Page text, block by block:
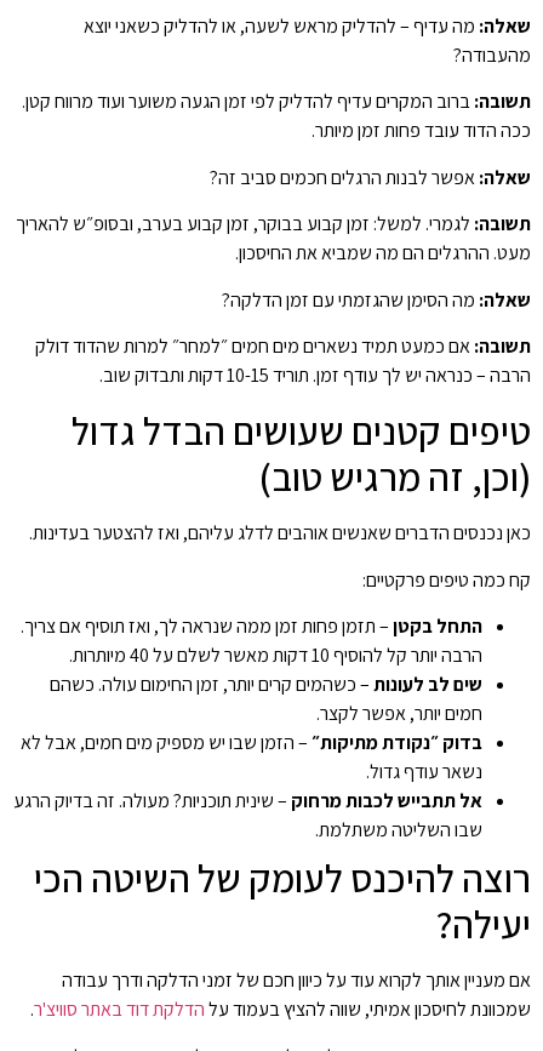
שאלה: מה עדיף – להדליק מראש לשעה, או להדליק כשאני יוצא
מהעבודה?
תשובה:ברוב המקרים עדיף להדליק לפי זמן הגעה משוער ועוד מרווח קטן.
ככה הדוד עובד פחות זמן מיותר.
שאלה:אפשר לבנות הרגלים חכמים סביב זה?
תשובה: לגמרי. למשל: זמן קבוע בבוקר, זמן קבוע בערב, ובסופ״ש להאריך
מעט. ההרגלים הם מה שמביא את החיסכון.
שאלה: מה הסימן שהגזמתי עם זמן הדלקה?
תשובה:אם כמעט תמיד נשארים מים חמים ״למחר״ למרות שהדוד דולק
הרבה – כנראה יש לך עודף זמן. תוריד 10-15 דקות ותבדוק שוב.
טיפים קטנים שעושים הבדל גדול
(וכן, זה מרגיש טוב)
כאן נכנסים הדברים שאנשים אוהבים לדלג עליהם, ואז להצטער בעדינות.
קח כמה טיפים פרקטיים:
התחל בקטן– תזמן פחות זמן ממה שנראה לך, ואז תוסיף אם צריך.
הרבה יותר קל להוסיף 10 דקות מאשר לשלם על 40 מיותרות.
שים לב לעונות– כשהמים קרים יותר, זמן החימום עולה. כשהם
חמים יותר, אפשר לקצר.
בדוק ״נקודת מתיקות״ – הזמן שבו יש מספיק מים חמים, אבל לא
נשאר עודף גדול.
אל תתבייש לכבות מרחוק – שינית תוכניות? מעולה. זה בדיוק הרגע
שבו השליטה משתלמת.
רוצה להיכנס לעומק של השיטה הכי
יעילה?
אם מעניין אותך לקרוא עוד על כיוון חכם של זמני הדלקה ודרך עבודה
שמכוונת לחיסכון אמיתי, שווה להציץ בעמוד עלהדלקת דוד באתר סוויצ'ר.